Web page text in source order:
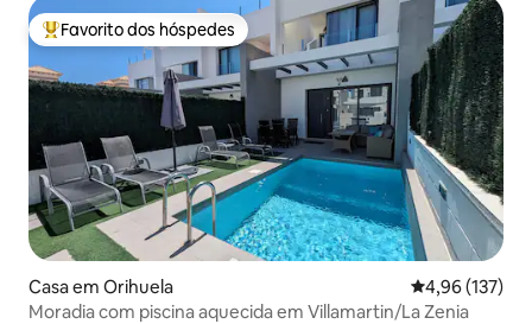
Favoritos dos hóspedes mais apreciados
Favorito dos hóspedes
Casa em Orihuela Classificação
4,96 (137)
Moradia com piscina aquecida em Villamartin/La Zenia